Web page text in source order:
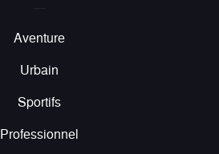
Aventure
Urbain
Sportifs
Professionnel